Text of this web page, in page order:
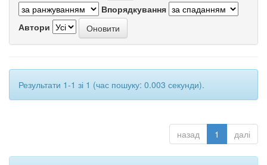
Впорядкування
Автори
Результати 1-1 зі 1 (час пошуку: 0.003 секунди).
назад 1 далі